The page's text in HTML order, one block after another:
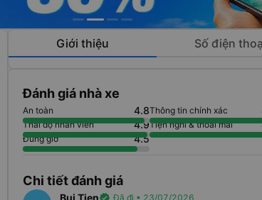
Giới thiệu Số điện
Đánh giá nhà xe
An toàn 4.8Thông tin chính xác
Thái độ nhân viên 4.9Tiện nghi & thoải mái
Đúng giờ 4.5
Chi tiết đánh giá
Bui Tien Đã đi • 23/07/2026